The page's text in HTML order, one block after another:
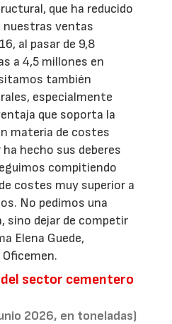
que ha reducido
nuestras ventas
al pasar de 9,8
a 4,5 millones en
también
especialmente
que soporta la
materia de costes
hecho sus deberes
compitiendo
costes muy superior a
No pedimos una
sino dejar de competir
Elena Guede,
sector cementero
2026, en toneladas)